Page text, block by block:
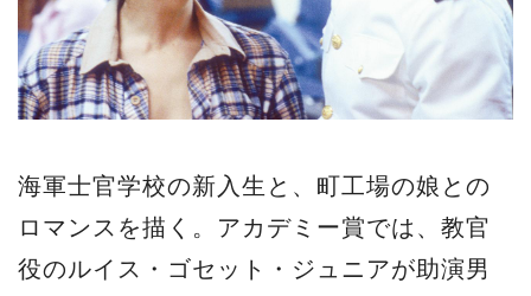
海軍士官学校の新入生と、町工場の娘との
ロマンスを描く。アカデミー賞では、教官
役のルイス・ゴセット・ジュニアが助演男